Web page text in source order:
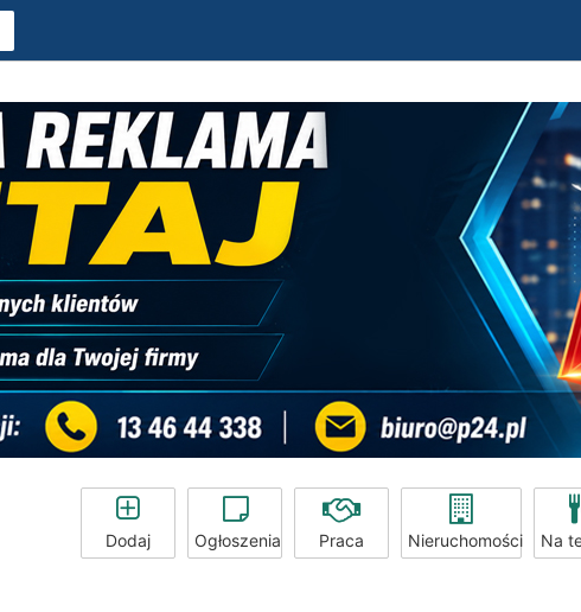
Dodaj Ogłoszenia Praca Nieruchomości Na